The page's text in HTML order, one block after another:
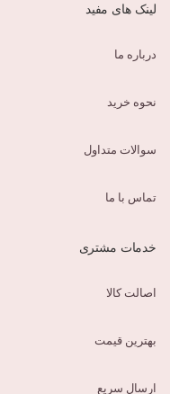
لینک های مفید
درباره ما
نحوه خرید
سوالات متداول
تماس با ما
خدمات مشتری
اصالت کالا
بهترین قیمت
ارسال سریع